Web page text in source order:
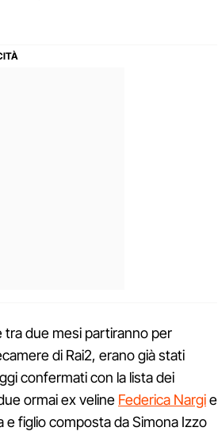
tra due mesi partiranno per
di Rai2, erano già stati
confermati con la lista dei
ormai ex veline Federica Nargie
e figlio composta da Simona Izzo